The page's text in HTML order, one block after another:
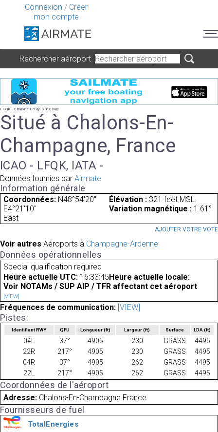
Connexion / Créer
mon compte
Rechercher aéroport
LFQK - Chalons Ecury Sur Coole
Situé à Chalons-En-
Champagne, France
ICAO - LFQK, IATA -
Données fournies par Airmate
Information générale
Coordonnées: N48°54'20"
E4°21'10"
Élévation : 321 feet MSL.
Variation magnétique : 1.61°
East
AJOUTER VOTRE VOTE
Voir autres Aéroports à Champagne-Ardenne
Données opérationnelles
Special qualification required
Heure actuelle UTC: 16:33:45 Heure actuelle locale:
Voir NOTAMs / SUP AIP / TFR affectant cet aéroport
[VIEW]
Fréquences de communication: [VIEW]
Pistes:
Identifiant RWY QFU Longueur(ft) Largeur(ft) Surface LDA(ft)
04L 37° 4905 230 GRASS
4495
22R
217° 4905 230 GRASS
4495
04R
37° 4905 262 GRASS
4495
22L
217° 4905 262 GRASS 4495
Coordonnées de l'aéroport
Adresse: Chalons-En-Champagne France
Fournisseurs de fuel
TotalEnergies